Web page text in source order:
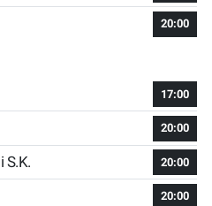
20:00
17:00
20:00
S.K. 20:00
20:00